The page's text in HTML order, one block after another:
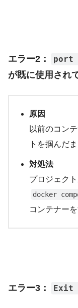
エラー2： port
が既に使用され
原因
以前のコン
トを掴んだ
対処法
プロジェク
docker
コンテナー
エラー3： Exit